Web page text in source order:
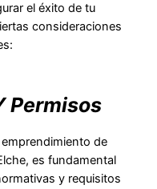
el éxito de tu
consideraciones
Permisos
de
es fundamental
y requisitos